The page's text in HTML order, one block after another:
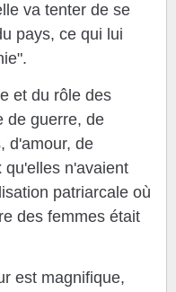
va tenter de se
pays, ce qui lui
et du rôle des
de guerre, de
d'amour, de
qu'elles n'avaient
patriarcale où
des femmes était
est magnifique,